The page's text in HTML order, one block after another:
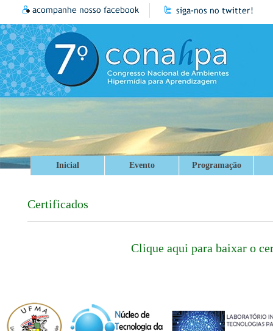
Inicial Evento Programação
Certificados
Clique aqui para baixar o